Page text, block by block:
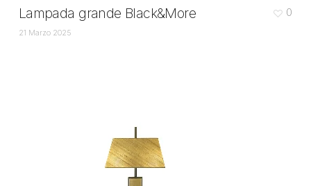
Lampada grande Black&More
21 Marzo 2025
0